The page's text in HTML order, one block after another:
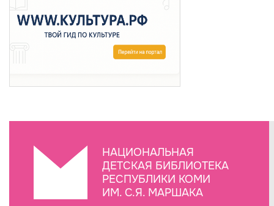
НАЦИОНАЛЬНАЯ
ДЕТСКАЯ БИБЛИОТЕКА
РЕСПУБЛИКИ КОМИ
ИМ. С.Я. МАРШАКА